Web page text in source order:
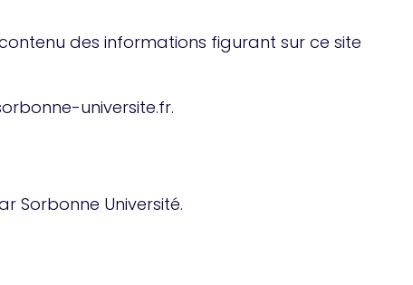
des informations figurant sur ce site
universite.fr.
Sorbonne Université.